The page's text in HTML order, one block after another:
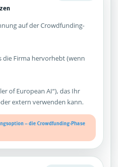
auf der Crowdfunding-
die Firma hervorhebt (wenn
of European AI“), das Ihr
extern verwenden kann.
– die Crowdfunding-Phase